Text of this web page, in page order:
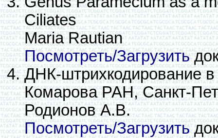
Ciliates
Maria Rautian
Посмотреть/Загрузить
ДНК-штрихкодирование
Комарова РАН, Санкт-
Родионов А.В.
Посмотреть/Загрузить